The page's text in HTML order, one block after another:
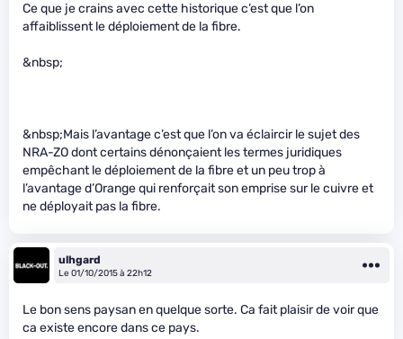
Ce que je crains avec cette historique c’est que l’on
affaiblissent le déploiement de la fibre.
&nbsp;
&nbsp;Mais l’avantage c’est que l’on va éclaircir le sujet des
NRA-ZO dont certains dénonçaient les termes juridiques
empêchant le déploiement de la fibre et un peu trop à
l’avantage d’Orange qui renforçait son emprise sur le cuivre et
ne déployait pas la fibre.
ulhgard
Le 01/10/2015 à 22h12
Le bon sens paysan en quelque sorte. Ca fait plaisir de voir que
ca existe encore dans ce pays.